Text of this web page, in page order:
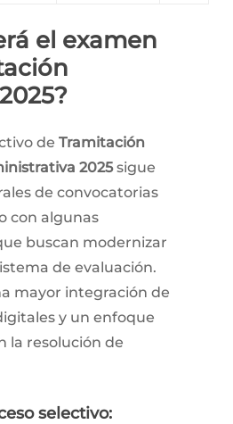
el examen
2025?
deTramitación
2025sigue
de convocatorias
con algunas
buscan modernizar
de evaluación.
mayor integración de
y un enfoque
la resolución de
selectivo: